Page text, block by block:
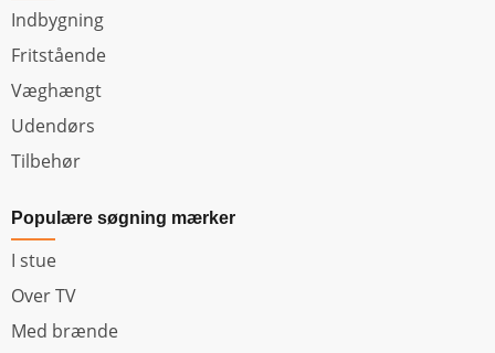
Indbygning
Fritstående
Væghængt
Udendørs
Tilbehør
Populære søgning mærker
I stue
Over TV
Med brænde